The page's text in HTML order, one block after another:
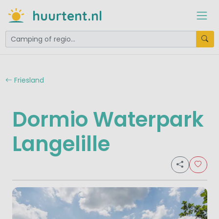
huurtent.nl
Friesland
Dormio Waterpark
Langelille